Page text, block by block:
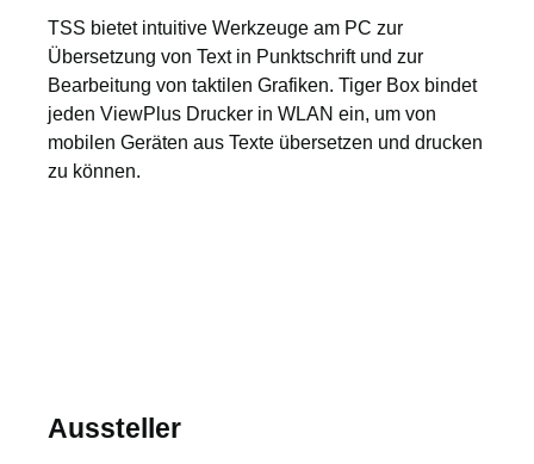
TSS bietet intuitive Werkzeuge am PC zur
Übersetzung von Text in Punktschrift und zur
Bearbeitung von taktilen Grafiken. Tiger Box bindet
jeden ViewPlus Drucker in WLAN ein, um von
mobilen Geräten aus Texte übersetzen und drucken
zu können.
Aussteller